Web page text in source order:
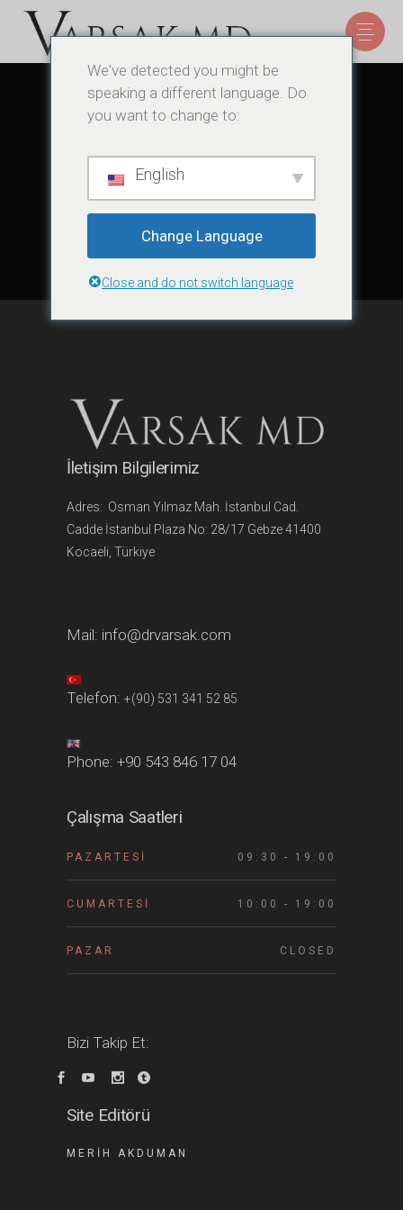
İletişim Bilgilerimiz
Adres: Osman Yılmaz Mah. İstanbul Cad.
Cadde İstanbul Plaza No: 28/17 Gebze 41400
Kocaeli, Türkiye
Mail: info@drvarsak.com
Telefon: +(90) 531 341 52 85
Phone: +90 543 846 17 04
Çalışma Saatleri
PAZARTESI 09:30 - 19:00
CUMARTESI 10:00 - 19:00
PAZAR CLOSED
Bizi Takip Et:
Site Editörü
MERIH AKDUMAN
We've detected you might be
speaking a different language. Do
you want to change to:
English
Change Language
Close and do not switch language